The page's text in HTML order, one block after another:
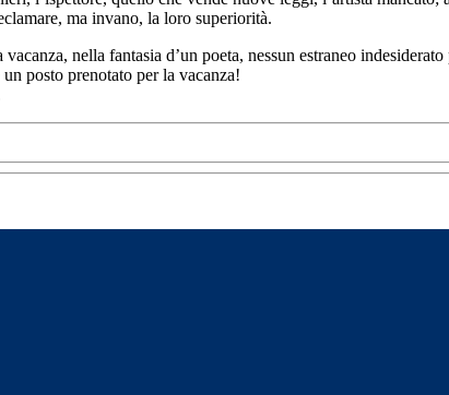
ma invano, la loro superiorità.
nella fantasia d’un poeta, nessun estraneo indesiderato
posto prenotato per la vacanza!